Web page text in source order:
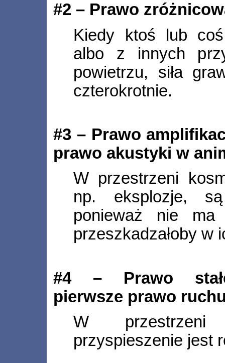
#2 – Prawo
Kiedy ktoś lub
albo z innych
powietrzu, siła
czterokrotnie.
#3 – Prawo
prawo akustyki w
W przestrzeni
np. eksplozje, są
ponieważ nie ma
przeszkadzałoby w
#4 – Prawo
pierwsze prawo
W przestrzeni
przyspieszenie jest